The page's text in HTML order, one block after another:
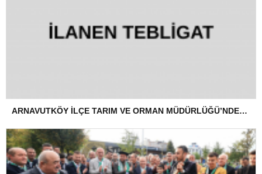
ARNAVUTKÖY İLÇE TARIM VE ORMAN MÜDÜRLÜĞÜ’NDEN İLANEN TEBLİGAT